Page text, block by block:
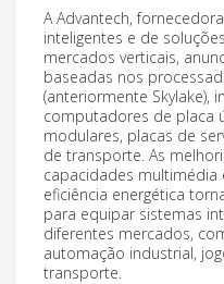
A Advantech,
inteligentes e de
mercados verticais,
baseadas nos
(anteriormente Skylake),
computadores de placa
modulares, placas de
de transporte. As
capacidades multimédia
eficiência energética
para equipar sistemas
diferentes mercados,
automação industrial,
transporte.